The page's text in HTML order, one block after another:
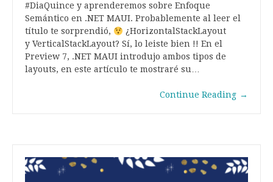
#DiaQuince y aprenderemos sobre Enfoque
Semántico en .NET MAUI. Probablemente al leer el
título te sorprendió,
¿HorizontalStackLayout
y VerticalStackLayout? Sí, lo leiste bien !! En el
Preview 7, .NET MAUI introdujo ambos tipos de
layouts, en este artículo te mostraré su…
Continue Reading →